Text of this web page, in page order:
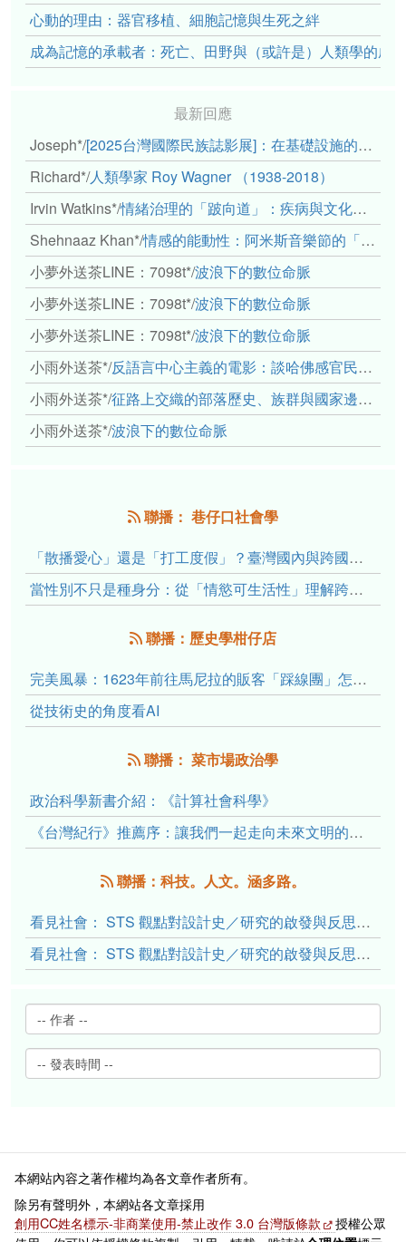
心動的理由：器官移植、細胞記憶與生死之絆
成為記憶的承載者：死亡、田野與（或許是）人類學的成
最新回應
Joseph*/[2025台灣國際民族誌影展]：在基礎設施的邊緣，聆聽人的呼吸
Richard*/人類學家 Roy Wagner （1938-2018）
Irvin Watkins*/情緒治理的「跛向道」：疾病與文化象徵的轉變舉例
Shehnaaz Khan*/情感的能動性：阿米斯音樂節的「對話觀察」
小夢外送茶LINE：7098t*/波浪下的數位命脈
小夢外送茶LINE：7098t*/波浪下的數位命脈
小夢外送茶LINE：7098t*/波浪下的數位命脈
小雨外送茶*/反語言中心主義的電影：談哈佛感官民族誌實驗室
小雨外送茶*/征路上交織的部落歷史、族群與國家邊界敘事： 《路有多長》、《高砂的翅膀》、《檔案／李光輝》
小雨外送茶*/波浪下的數位命脈
聯播： 巷仔口社會學
「散播愛心」還是「打工度假」？臺灣國內與跨國捐卵的利他修辭、金錢動機與身體代價
當性別不只是種身分：從「情慾可生活性」理解跨性別者的身體、慾望與認同探索
聯播：歷史學柑仔店
完美風暴：1623年前往馬尼拉的販客「踩線團」怎麼會困死於澎湖?
從技術史的角度看AI
聯播： 菜市場政治學
政治科學新書介紹：《計算社會科學》
《台灣紀行》推薦序：讓我們一起走向未來文明的備忘錄
聯播：科技。人文。涵多路。
看見社會： STS 觀點對設計史／研究的啟發與反思（下）
看見社會： STS 觀點對設計史／研究的啟發與反思（上）
本網站內容之著作權均為各文章作者所有。
除另有聲明外，本網站各文章採用
創用CC姓名標示-非商業使用-禁止改作 3.0 台灣版條款
授權公眾